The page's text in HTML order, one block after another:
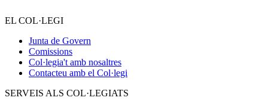
EL COL·LEGI
Junta de Govern
Comissions
Col·legia't amb nosaltres
Contacteu amb el Col·legi
SERVEIS ALS COL·LEGIATS